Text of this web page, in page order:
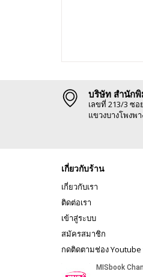
บริษัท สำนักพิ
เลขที่ 213/3 ซ
แขวงบางโพงพ
เกี่ยวกับร้าน
เกี่ยวกับเรา
ติดต่อเรา
เข้าสู่ระบบ
สมัครสมาชิก
กดติดตามช่อง